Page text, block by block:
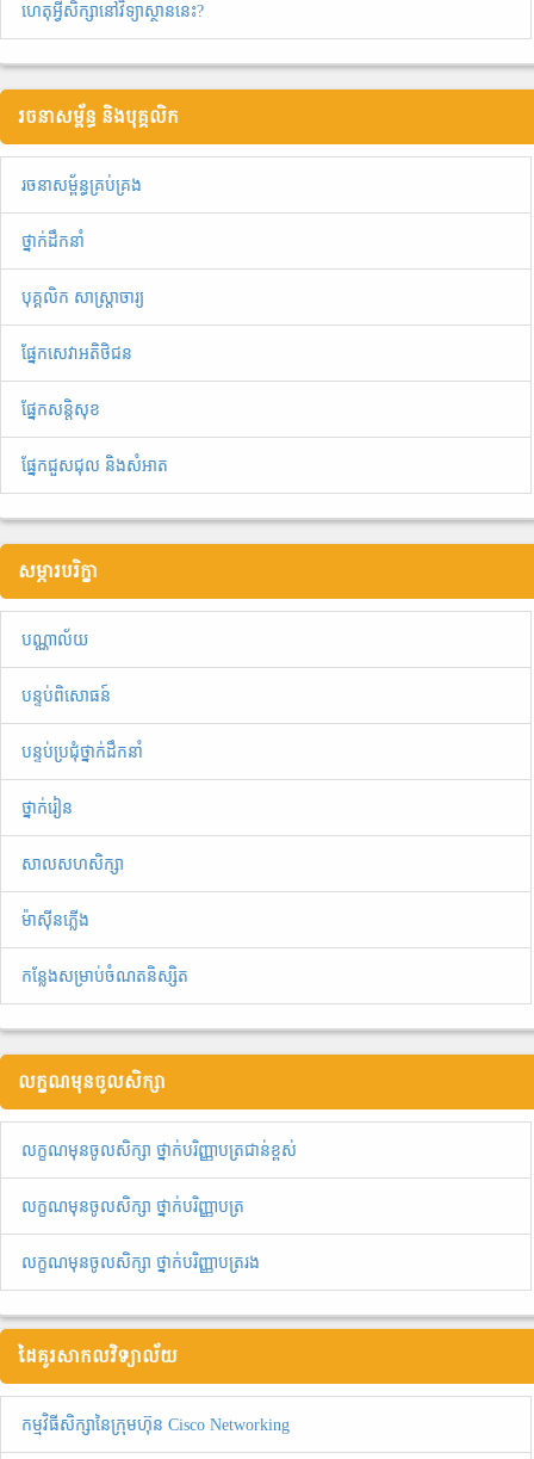
ហេតុអ្វីសិក្សានៅវិទ្យាស្ថាននេះ?
រចនាសម្ព័ន្ធ និងបុគ្គលិក
រចនាសម្ព័ន្ធគ្រប់គ្រង
ថ្នាក់ដឹកនាំ
បុគ្គលិក សាស្ត្រាចារ្យ
ផ្នែកសេវាអតិថិជន
ផ្នែកសន្តិសុខ
ផ្នែកជួសជុល និងសំអាត
សម្ភារបរិក្ខា
បណ្ណាល័យ
បន្ទប់ពិសោធន៍
បន្ទប់ប្រជុំថ្នាក់ដឹកនាំ
ថ្នាក់រៀន
សាលសហសិក្សា
ម៉ាស៊ីនភ្លើង
កន្លែងសម្រាប់ចំណតនិស្សិត
លក្ខណមុនចូលសិក្សា
លក្ខណមុនចូលសិក្សា ថ្នាក់បរិញ្ញាបត្រជាន់ខ្ពស់
លក្ខណមុនចូលសិក្សា ថ្នាក់បរិញ្ញាបត្រ
លក្ខណមុនចូលសិក្សា ថ្នាក់បរិញ្ញាបត្ររង
ដៃគូរសាកលវិទ្យាល័យ
កម្មវិធីសិក្សានៃក្រុមហ៊ុន Cisco Networking